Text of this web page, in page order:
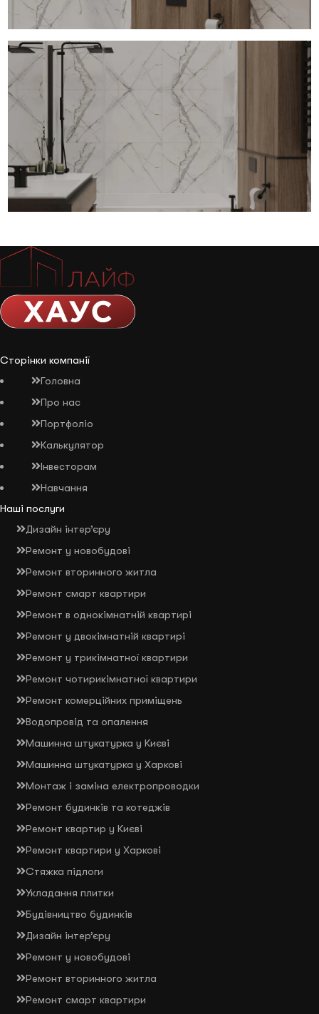
Сторінки компанії
Головна
Про нас
Портфоліо
Калькулятор
Інвесторам
Навчання
Наші послуги
Дизайн інтер’єру
Ремонт у новобудові
Ремонт вторинного житла
Ремонт смарт квартири
Ремонт в однокімнатній квартирі
Ремонт у двокімнатній квартирі
Ремонт у трикімнатної квартири
Ремонт чотирикімнатної квартири
Ремонт комерційних приміщень
Водопровід та опалення
Машинна штукатурка у Києві
Машинна штукатурка у Харкові
Монтаж і заміна електропроводки
Ремонт будинків та котеджів
Ремонт квартир у Києві
Ремонт квартири у Харкові
Стяжка підлоги
Укладання плитки
Будівництво будинків
Дизайн інтер’єру
Ремонт у новобудові
Ремонт вторинного житла
Ремонт смарт квартири